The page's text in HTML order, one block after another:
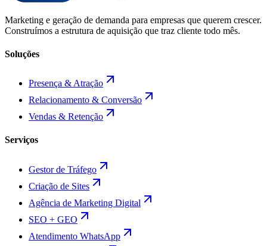
Marketing e geração de demanda para empresas que querem crescer.
Construímos a estrutura de aquisição que traz cliente todo mês.
Soluções
Presença & Atração
Relacionamento & Conversão
Vendas & Retenção
Serviços
Gestor de Tráfego
Criação de Sites
Agência de Marketing Digital
SEO + GEO
Atendimento WhatsApp